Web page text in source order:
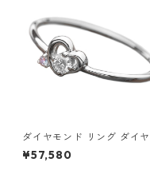
ダイヤモンド リング ダイヤ
イスブルーダイヤ 合計
10.5号 プラチナ Pt950 ハー
¥57,580